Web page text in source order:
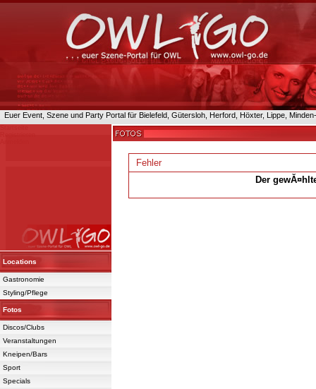
Euer Event, Szene und Party Portal für Bielefeld, Gütersloh, Herford, Höxter, Lippe,
Locations
Gastronomie
Styling/Pflege
Fotos
Discos/Clubs
Veranstaltungen
Kneipen/Bars
Sport
Specials
Fehler
Der